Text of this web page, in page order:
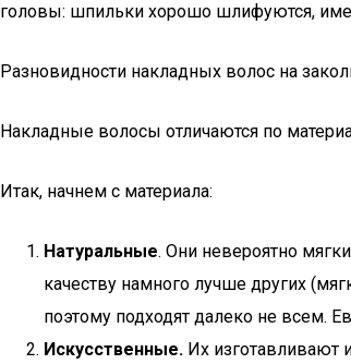
головы: шпильки хорошо шлифуются,
Разновидности накладных волос на
Накладные волосы отличаются по
Итак, начнем с материала:
Натуральные. Они невероятно
качеству намного лучше других
поэтому подходят далеко не всем.
Искусственные. Их изготавливают